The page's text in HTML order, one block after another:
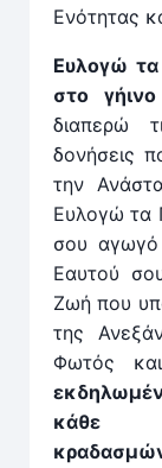
Ενότητας
Ευλογώ
στο
διαπερώ
δονήσεις
την
Ευλογώ τα
σου αγωγό
Εαυτού
Ζωή που
της
Φωτός
κάθε